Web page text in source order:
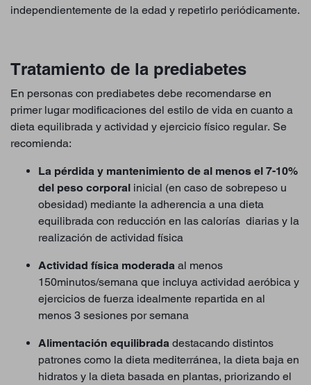
independientemente de la edad y repetirlo periódicamente.
Tratamiento de la prediabetes
En personas con prediabetes debe recomendarse en
primer lugar modificaciones del estilo de vida en cuanto a
dieta equilibrada y actividad y ejercicio físico regular. Se
recomienda:
La pérdida y mantenimiento de al menos el 7-10%
del peso corporal inicial (en caso de sobrepeso u
obesidad) mediante la adherencia a una dieta
equilibrada con reducción en las calorías diarias y la
realización de actividad física
Actividad física moderada al menos
150minutos/semana que incluya actividad aeróbica y
ejercicios de fuerza idealmente repartida en al
menos 3 sesiones por semana
Alimentación equilibrada destacando distintos
patrones como la dieta mediterránea, la dieta baja en
hidratos y la dieta basada en plantas, priorizando el